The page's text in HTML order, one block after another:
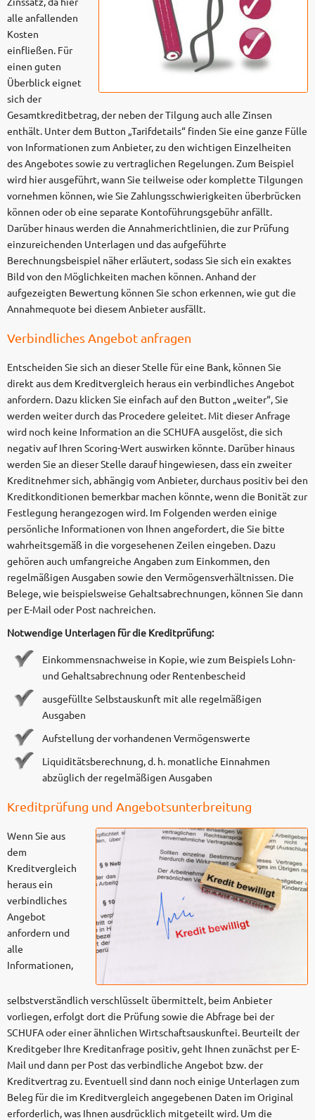
alle anfallenden
Kosten
einfließen. Für
einen guten
Überblick eignet
sich der
Gesamtkreditbetrag, der neben der Tilgung auch alle Zinsen
enthält. Unter dem Button „Tarifdetails“ finden Sie eine ganze Fülle
von Informationen zum Anbieter, zu den wichtigen Einzelheiten
des Angebotes sowie zu vertraglichen Regelungen. Zum Beispiel
wird hier ausgeführt, wann Sie teilweise oder komplette Tilgungen
vornehmen können, wie Sie Zahlungsschwierigkeiten überbrücken
können oder ob eine separate Kontoführungsgebühr anfällt.
Darüber hinaus werden die Annahmerichtlinien, die zur Prüfung
einzureichenden Unterlagen und das aufgeführte
Berechnungsbeispiel näher erläutert, sodass Sie sich ein exaktes
Bild von den Möglichkeiten machen können. Anhand der
aufgezeigten Bewertung können Sie schon erkennen, wie gut die
Annahmequote bei diesem Anbieter ausfällt.
Verbindliches Angebot anfragen
Entscheiden Sie sich an dieser Stelle für eine Bank, können Sie
direkt aus dem Kreditvergleich heraus ein verbindliches Angebot
anfordern. Dazu klicken Sie einfach auf den Button „weiter“, Sie
werden weiter durch das Procedere geleitet. Mit dieser Anfrage
wird noch keine Information an die SCHUFA ausgelöst, die sich
negativ auf Ihren Scoring-Wert auswirken könnte. Darüber hinaus
werden Sie an dieser Stelle darauf hingewiesen, dass ein zweiter
Kreditnehmer sich, abhängig vom Anbieter, durchaus positiv bei den
Kreditkonditionen bemerkbar machen könnte, wenn die Bonität zur
Festlegung herangezogen wird. Im Folgenden werden einige
persönliche Informationen von Ihnen angefordert, die Sie bitte
wahrheitsgemäß in die vorgesehenen Zeilen eingeben. Dazu
gehören auch umfangreiche Angaben zum Einkommen, den
regelmäßigen Ausgaben sowie den Vermögensverhältnissen. Die
Belege, wie beispielsweise Gehaltsabrechnungen, können Sie dann
per E-Mail oder Post nachreichen.
Notwendige Unterlagen für die Kreditprüfung:
Einkommensnachweise in Kopie, wie zum Beispiels Lohn-
und Gehaltsabrechnung oder Rentenbescheid
ausgefüllte Selbstauskunft mit alle regelmäßigen
Ausgaben
Aufstellung der vorhandenen Vermögenswerte
Liquiditätsberechnung, d. h. monatliche Einnahmen
abzüglich der regelmäßigen Ausgaben
Kreditprüfung und Angebotsunterbreitung
Wenn Sie aus
dem
Kreditvergleich
heraus ein
verbindliches
Angebot
anfordern und
alle
Informationen,
selbstverständlich verschlüsselt übermittelt, beim Anbieter
vorliegen, erfolgt dort die Prüfung sowie die Abfrage bei der
SCHUFA oder einer ähnlichen Wirtschaftsauskunftei. Beurteilt der
Kreditgeber Ihre Kreditanfrage positiv, geht Ihnen zunächst per E-
Mail und dann per Post das verbindliche Angebot bzw. der
Kreditvertrag zu. Eventuell sind dann noch einige Unterlagen zum
Beleg für die im Kreditvergleich angegebenen Daten im Original
erforderlich, was Ihnen ausdrücklich mitgeteilt wird. Um die